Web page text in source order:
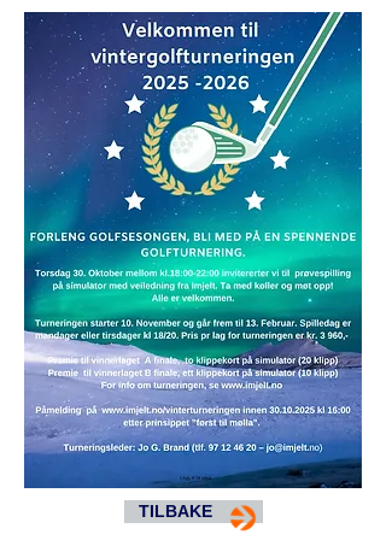
TILBAKE